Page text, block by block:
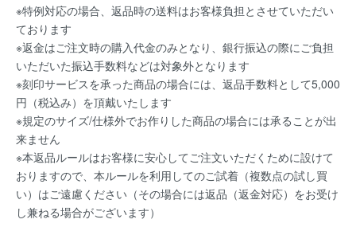
※特例対応の場合、返品時の送料はお客様負担とさせていただい
ております
※返金はご注文時の購入代金のみとなり、銀行振込の際にご負担
いただいた振込手数料などは対象外となります
※刻印サービスを承った商品の場合には、返品手数料として5,000
円（税込み）を頂戴いたします
※規定のサイズ/仕様外でお作りした商品の場合には承ることが出
来ません
※本返品ルールはお客様に安心してご注文いただくために設けて
おりますので、本ルールを利用してのご試着（複数点の試し買
い）はご遠慮ください（その場合には返品（返金対応）をお受け
し兼ねる場合がございます）